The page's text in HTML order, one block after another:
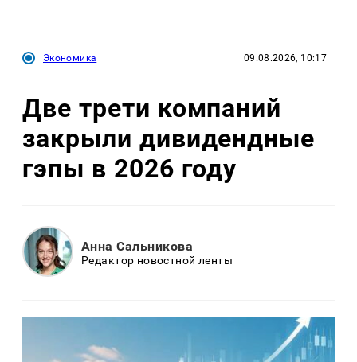
Экономика 09.08.2026, 10:17
Две трети компаний
закрыли дивидендные
гэпы в 2026 году
Анна Сальникова
Редактор новостной ленты